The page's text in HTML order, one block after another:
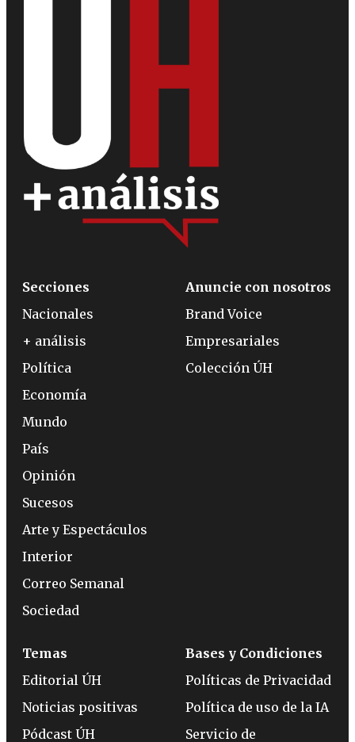
Secciones
Nacionales
+ análisis
Política
Economía
Mundo
País
Opinión
Sucesos
Arte y Espectáculos
Interior
Correo Semanal
Sociedad
Anuncie con nosotros
Brand Voice
Empresariales
Colección ÚH
Temas
Editorial ÚH
Noticias positivas
Pódcast ÚH
Bases y Condiciones
Políticas de Privacidad
Política de uso de la IA
Servicio de